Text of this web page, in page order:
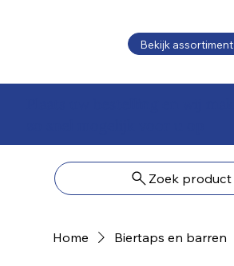
Bekijk assortiment
Zoek product
Home Biertaps en barren